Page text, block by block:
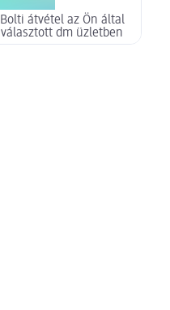
Bolti átvétel az Ön által
választott dm üzletben